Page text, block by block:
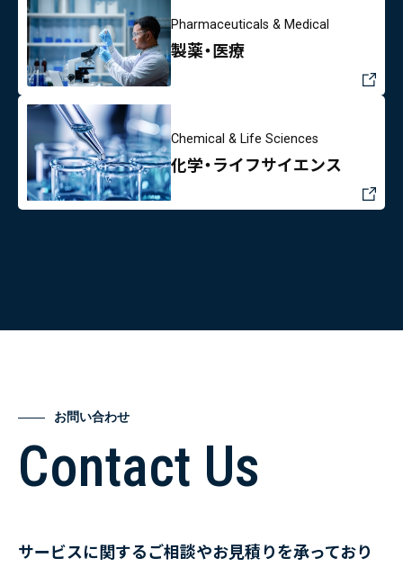
Pharmaceuticals & Medical
製薬・医療
Chemical & Life Sciences
化学・ライフサイエンス
お問い合わせ
Contact Us
サービスに関するご相談やお見積りを承っており